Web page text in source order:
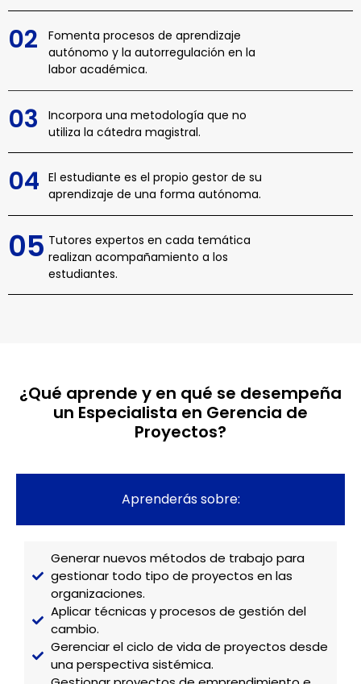
02
Fomenta procesos de aprendizaje
autónomo y la autorregulación en la
labor académica.
03
Incorpora una metodología que no
utiliza la cátedra magistral.
04 El estudiante es el propio gestor de su
aprendizaje de una forma autónoma.
05 Tutores expertos en cada temática
realizan acompañamiento a los
estudiantes.
¿Qué aprende y en qué se desempeña
un Especialista en Gerencia de
Proyectos?
Aprenderás sobre:
Generar nuevos métodos de trabajo para
gestionar todo tipo de proyectos en las
organizaciones.
Aplicar técnicas y procesos de gestión del
cambio.
Gerenciar el ciclo de vida de proyectos desde
una perspectiva sistémica.